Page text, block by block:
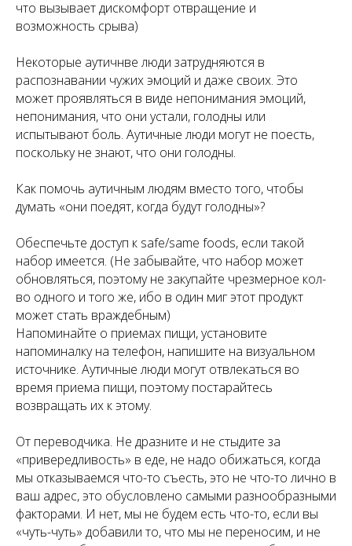
что вызывает дискомфорт отвращение и
возможность срыва)
Некоторые аутичнве люди затрудняются в
распознавании чужих эмоций и даже своих. Это
может проявляться в виде непонимания эмоций,
непонимания, что они устали, голодны или
испытывают боль. Аутичные люди могут не поесть,
поскольку не знают, что они голодны.
Как помочь аутичным людям вместо того, чтобы
думать «они поедят, когда будут голодны»?
Обеспечьте доступ к safe/same foods, если такой
набор имеется. (Не забывайте, что набор может
обновляться, поэтому не закупайте чрезмерное кол-
во одного и того же, ибо в один миг этот продукт
может стать враждебным)
Напоминайте о приемах пищи, установите
напоминалку на телефон, напишите на визуальном
источнике. Аутичные люди могут отвлекаться во
время приема пищи, поэтому постарайтесь
возвращать их к этому.
От переводчика. Не дразните и не стыдите за
«привередливость» в еде, не надо обижаться, когда
мы отказываемся что-то съесть, это не что-то лично в
ваш адрес, это обусловлено самыми разнообразными
факторами. И нет, мы не будем есть что-то, если вы
«чуть-чуть» добавили то, что мы не переносим, и не